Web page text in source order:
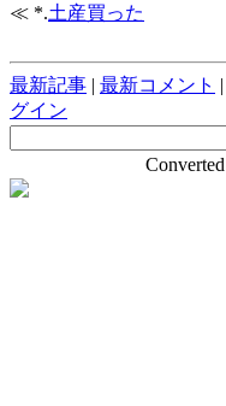
≪ *.土産買った
最新記事 | 最新コメント |
グイン